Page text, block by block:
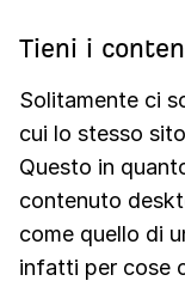
Tieni i
Solitamente ci
cui lo stesso
Questo in
contenuto
come quello di
infatti per cose